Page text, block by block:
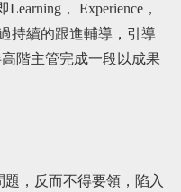
， Experience，
持續的跟進輔導，引導
階主管完成一段以成果
，反而不得要領，陷入